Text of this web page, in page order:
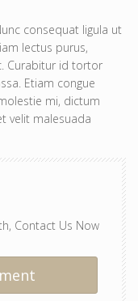
consequat ligula ut
lectus purus,
Curabitur id tortor
Etiam congue
mi, dictum
velit malesuada
Contact Us Now